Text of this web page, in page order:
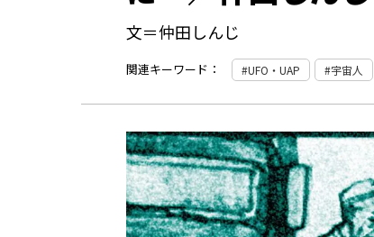
文＝仲田しんじ
関連キーワード： UFO・UAP 宇宙人